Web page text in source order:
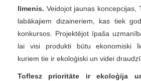
līmenis. Veidojot jaunas koncepcijas,
labākajiem dizaineriem, kas tiek
konkursos. Projektējot īpaša
lai visi produkti būtu ekonomiski
kuriem tie ir ekoloģiski un videi
Toflesz prioritāte ir ekoloģija